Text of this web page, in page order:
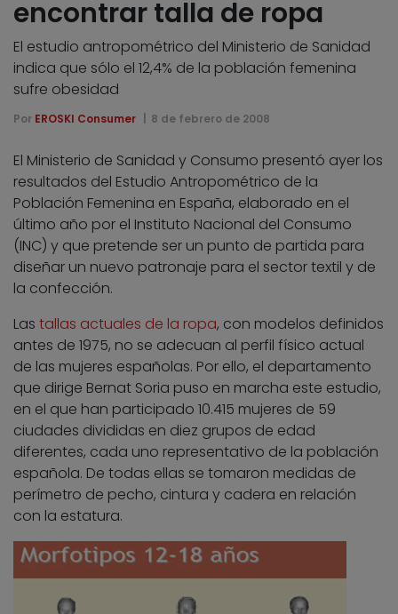
encontrar talla de ropa
El estudio antropométrico del Ministerio de Sanidad
indica que sólo el 12,4% de la población femenina
sufre obesidad
Por EROSKI Consumer 8 de febrero de 2008
El Ministerio de Sanidad y Consumo presentó ayer los
resultados del Estudio Antropométrico de la
Población Femenina en España, elaborado en el
último año por el Instituto Nacional del Consumo
(INC) y que pretende ser un punto de partida para
diseñar un nuevo patronaje para el sector textil y de
la confección.
Las tallas actuales de la ropa, con modelos definidos
antes de 1975, no se adecuan al perfil físico actual
de las mujeres españolas. Por ello, el departamento
que dirige Bernat Soria puso en marcha este estudio,
en el que han participado 10.415 mujeres de 59
ciudades divididas en diez grupos de edad
diferentes, cada uno representativo de la población
española. De todas ellas se tomaron medidas de
perímetro de pecho, cintura y cadera en relación
con la estatura.